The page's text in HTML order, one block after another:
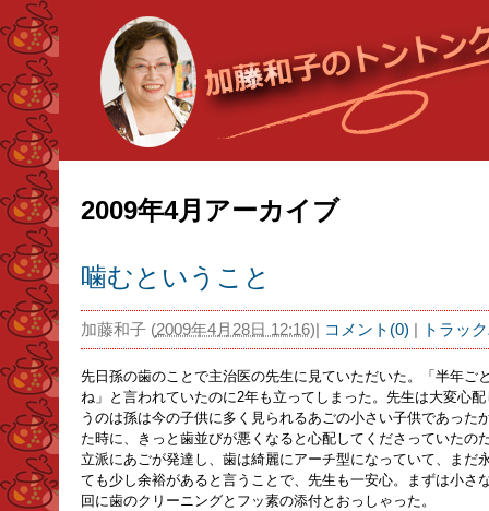
2009年4月アーカイブ
噛むということ
加藤和子(2009年4月28日 12:16)| コメント(0) | トラッ
先日孫の歯のことで主治医の先生に見ていただいた。「半年ご
ね」と言われていたのに2年も立ってしまった。先生は大変心
うのは孫は今の子供に多く見られるあごの小さい子供であった
た時に、きっと歯並びが悪くなると心配してくださっていたの
立派にあごが発達し、歯は綺麗にアーチ型になっていて、まだ
ても少し余裕があると言うことで、先生も一安心。まずは小さ
回に歯のクリーニングとフッ素の添付とおっしゃった。